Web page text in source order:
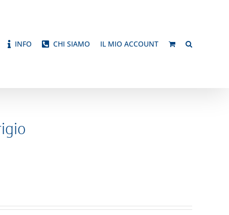
INFO CHI SIAMO IL MIO ACCOUNT